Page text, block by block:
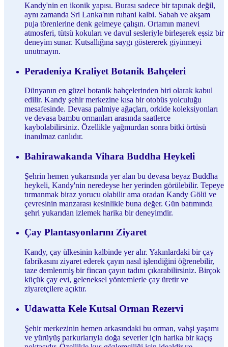
Kandy'nin en ikonik yapısı. Burası sadece bir tapınak değil,
aynı zamanda Sri Lanka'nın ruhani kalbi. Sabah ve akşam
puja törenlerine denk gelmeye çalışın. Ortamın manevi
atmosferi, tütsü kokuları ve davul sesleriyle birleşerek eşsiz bir
deneyim sunar. Kutsallığına saygı göstererek giyinmeyi
unutmayın.
Peradeniya Kraliyet Botanik Bahçeleri
Dünyanın en güzel botanik bahçelerinden biri olarak kabul
edilir. Kandy şehir merkezine kısa bir otobüs yolculuğu
mesafesinde. Devasa palmiye ağaçları, orkide koleksiyonları
ve devasa bambu ormanları arasında saatlerce
kaybolabilirsiniz. Özellikle yağmurdan sonra bitki örtüsü
inanılmaz canlıdır.
Bahirawakanda Vihara Buddha Heykeli
Şehrin hemen yukarısında yer alan bu devasa beyaz Buddha
heykeli, Kandy'nin neredeyse her yerinden görülebilir. Tepeye
tırmanmak biraz yorucu olabilir ama oradan Kandy Gölü ve
çevresinin manzarası kesinlikle buna değer. Gün batımında
şehri yukarıdan izlemek harika bir deneyimdir.
Çay Plantasyonlarını Ziyaret
Kandy, çay ülkesinin kalbinde yer alır. Yakınlardaki bir çay
fabrikasını ziyaret ederek çayın nasıl işlendiğini öğrenebilir,
taze demlenmiş bir fincan çayın tadını çıkarabilirsiniz. Birçok
küçük çay evi, geleneksel yöntemlerle çay üretir ve
ziyaretçilere açıktır.
Udawatta Kele Kutsal Orman Rezervi
Şehir merkezinin hemen arkasındaki bu orman, vahşi yaşamı
ve yürüyüş parkurlarıyla doğa severler için harika bir kaçış